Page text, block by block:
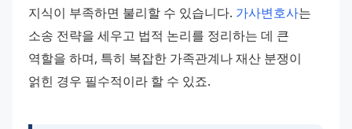
지식이 부족하면 불리할 수 있습니다. 가사변호사는
소송 전략을 세우고 법적 논리를 정리하는 데 큰
역할을 하며, 특히 복잡한 가족관계나 재산 분쟁이
얽힌 경우 필수적이라 할 수 있죠.